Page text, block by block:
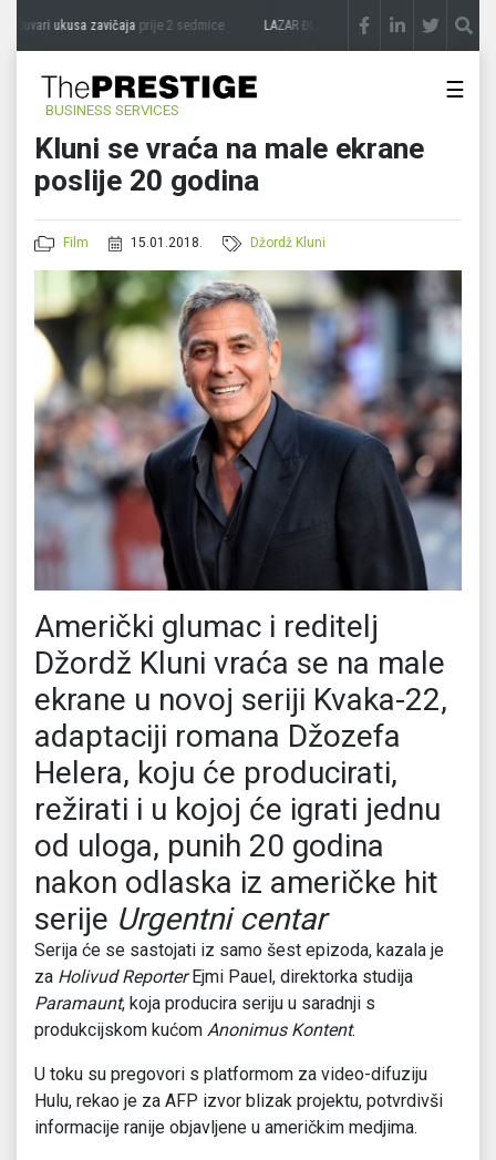
Čuvari ukusa zavičajaprije 2 sedmice LAZAR ĐURIĆ: Promocija potencijal
BUSINESS SERVICES
☰
Kluni se vraća na male ekrane
poslije 20 godina
Film 15.01.2018. Džordž Kluni
Američki glumac i reditelj
Džordž Kluni vraća se na male
ekrane u novoj seriji Kvaka-22,
adaptaciji romana Džozefa
Helera, koju će producirati,
režirati i u kojoj će igrati jednu
od uloga, punih 20 godina
nakon odlaska iz američke hit
serije Urgentni centar
Serija će se sastojati iz samo šest epizoda, kazala je
za Holivud ReporterEjmi Pauel, direktorka studija
Paramaunt, koja producira seriju u saradnji s
produkcijskom kućom Anonimus Kontent.
U toku su pregovori s platformom za video-difuziju
Hulu, rekao je za AFP izvor blizak projektu, potvrdivši
informacije ranije objavljene u američkim medjima.